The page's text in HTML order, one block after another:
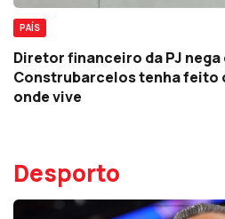
PAÍS
Diretor financeiro da PJ nega
Construbarcelos tenha feito
onde vive
Desporto